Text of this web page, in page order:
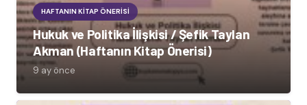
HAFTANIN KITAP ÖNERISI
Hukuk ve Politika İlişkisi / Şefik Taylan
Akman (Haftanın Kitap Önerisi)
9 ay önce